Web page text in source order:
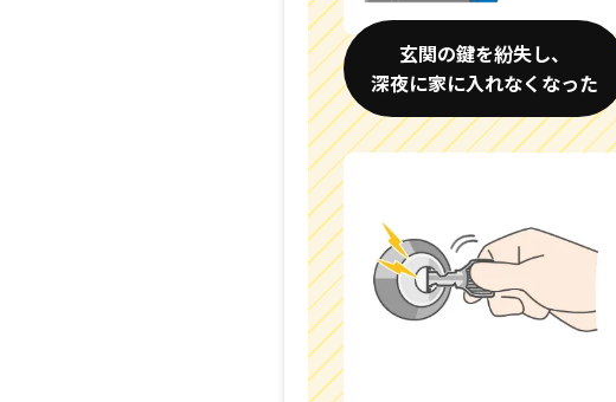
玄関の鍵を紛失し、
深夜に家に入れなくなった